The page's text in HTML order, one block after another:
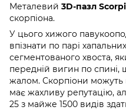
Металевий 3D-пазл
скорпіона.
У цього хижого
впізнати по парі хапальних
сегментованого хвоста,
передній вигин по спині,
жалом. Скорпіони можуть
має жахливу репутацію,
25 з майже 1500 видів